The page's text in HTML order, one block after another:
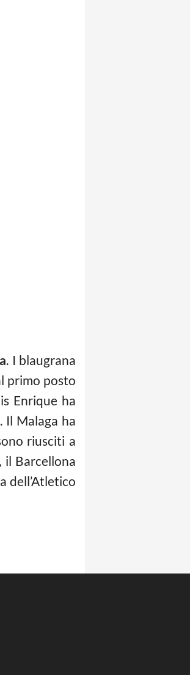
. I blaugrana
primo posto
Enrique ha
. Il Malaga ha
riusciti a
il Barcellona
dell’Atletico